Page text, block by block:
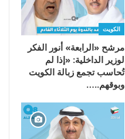
الكويت
مرشح «الرابعة» أنور الفكر
لوزير الداخلية: «إذا لم
تُحاسب تجمع زبالة الكويت
وبوقهم..…